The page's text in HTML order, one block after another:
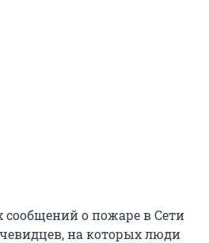
сообщений о пожаре в Сети
на которых люди